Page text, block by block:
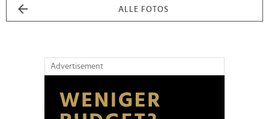
ALLE FOTOS
Advertisement